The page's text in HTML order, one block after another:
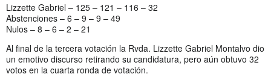
Lizzette Gabriel – 125 – 121 – 116 – 32
Abstenciones – 6 – 9 – 9 – 49
Nulos – 8 – 6 – 2 – 21
Al final de la tercera votación la Rvda. Lizzette Gabriel Montalvo dio
un emotivo discurso retirando su candidatura, pero aún obtuvo 32
votos en la cuarta ronda de votación.